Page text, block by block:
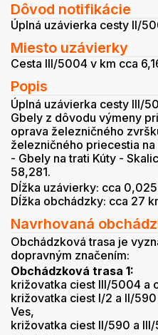
Dôvod notifikácie
Úplná uzávierka cesty II/
Miesto uzávierky
Cesta III/5004 v km cca
Popis
Úplná uzávierka cesty III/
Gbely z dôvodu výmeny
oprava železničného
železničného priecestia
- Gbely na trati Kúty -
58,281.
Dĺžka uzávierky: cca
Dĺžka obchádzky: cca 27
Navrhovaná
Obchádzková trasa je
dopravným značením:
Obchádzková trasa 1:
križovatka ciest III/5004 a
križovatka ciest I/2 a II/
Ves,
križovatka ciest II/590 a